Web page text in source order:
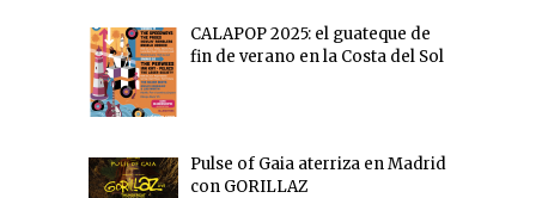
CALAPOP 2025: el guateque de
fin de verano en la Costa del Sol
Pulse of Gaia aterriza en Madrid
con GORILLAZ